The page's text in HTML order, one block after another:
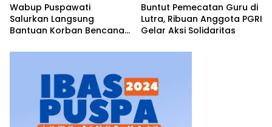
Wabup Puspawati
Salurkan Langsung
Bantuan Korban Bencana
Buntut Pemecatan Guru di
Lutra, Ribuan Anggota PGRI
Gelar Aksi Solidaritas